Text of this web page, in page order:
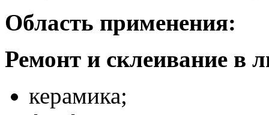
Область применения:
Ремонт и склеивание в
керамика;